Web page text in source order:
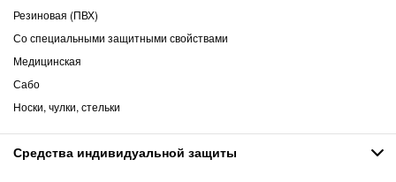
Резиновая (ПВХ)
Со специальными защитными свойствами
Медицинская
Сабо
Носки, чулки, стельки
Средства индивидуальной защиты